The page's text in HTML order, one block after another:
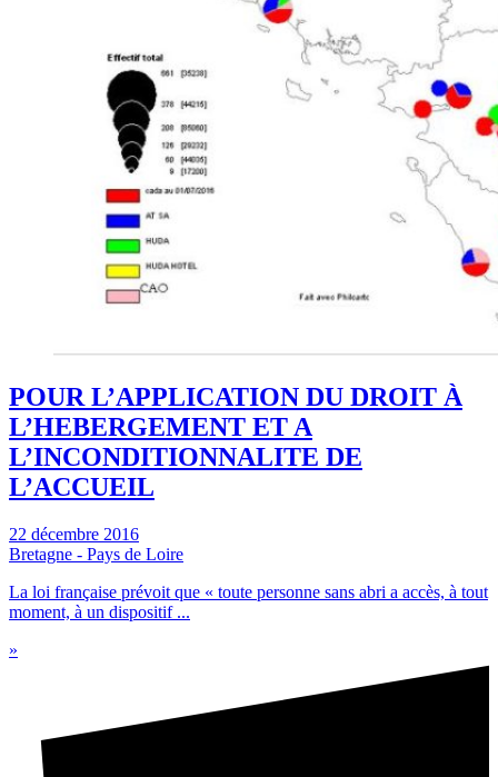
POUR L’APPLICATION DU DROIT À
L’HEBERGEMENT ET A
L’INCONDITIONNALITE DE
L’ACCUEIL
22 décembre 2016
Bretagne - Pays de Loire
La loi française prévoit que « toute personne sans abri a accès, à tout
moment, à un dispositif ...
»